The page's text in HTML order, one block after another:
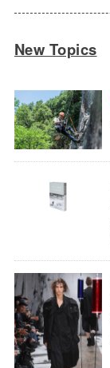
New Topics